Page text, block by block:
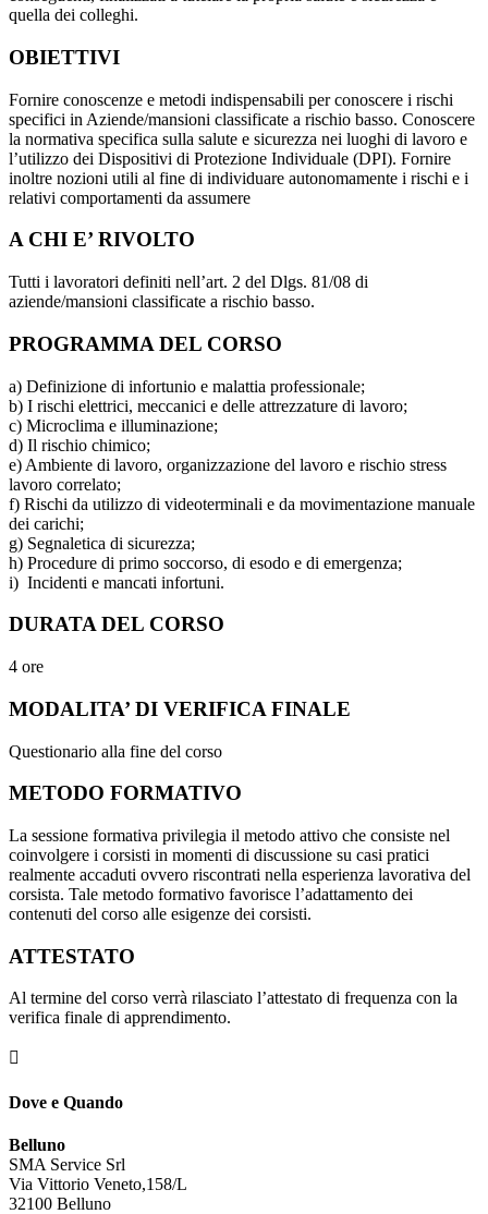
quella dei colleghi.
OBIETTIVI
Fornire conoscenze e metodi indispensabili per conoscere i rischi
specifici in Aziende/mansioni classificate a rischio basso. Conoscere
la normativa specifica sulla salute e sicurezza nei luoghi di lavoro e
l’utilizzo dei Dispositivi di Protezione Individuale (DPI). Fornire
inoltre nozioni utili al fine di individuare autonomamente i rischi e i
relativi comportamenti da assumere
A CHI E’ RIVOLTO
Tutti i lavoratori definiti nell’art. 2 del Dlgs. 81/08 di
aziende/mansioni classificate a rischio basso.
PROGRAMMA DEL CORSO
a) Definizione di infortunio e malattia professionale;
b) I rischi elettrici, meccanici e delle attrezzature di lavoro;
c) Microclima e illuminazione;
d) Il rischio chimico;
e) Ambiente di lavoro, organizzazione del lavoro e rischio stress
lavoro correlato;
f) Rischi da utilizzo di videoterminali e da movimentazione manuale
dei carichi;
g) Segnaletica di sicurezza;
h) Procedure di primo soccorso, di esodo e di emergenza;
i) Incidenti e mancati infortuni.
DURATA DEL CORSO
4 ore
MODALITA’ DI VERIFICA FINALE
Questionario alla fine del corso
METODO FORMATIVO
La sessione formativa privilegia il metodo attivo che consiste nel
coinvolgere i corsisti in momenti di discussione su casi pratici
realmente accaduti ovvero riscontrati nella esperienza lavorativa del
corsista. Tale metodo formativo favorisce l’adattamento dei
contenuti del corso alle esigenze dei corsisti.
ATTESTATO
Al termine del corso verrà rilasciato l’attestato di frequenza con la
verifica finale di apprendimento.

Dove e Quando
Belluno
SMA Service Srl
Via Vittorio Veneto,158/L
32100 Belluno